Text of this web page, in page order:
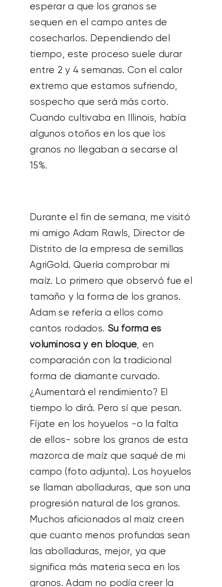
esperar a que los granos se
sequen en el campo antes de
cosecharlos. Dependiendo del
tiempo, este proceso suele durar
entre 2 y 4 semanas. Con el calor
extremo que estamos sufriendo,
sospecho que será más corto.
Cuando cultivaba en Illinois, había
algunos otoños en los que los
granos no llegaban a secarse al
15%.
Durante el fin de semana, me visitó
mi amigo Adam Rawls, Director de
Distrito de la empresa de semillas
AgriGold. Quería comprobar mi
maíz. Lo primero que observó fue el
tamaño y la forma de los granos.
Adam se refería a ellos como
cantos rodados. Su forma es
voluminosa y en bloque, en
comparación con la tradicional
forma de diamante curvado.
¿Aumentará el rendimiento? El
tiempo lo dirá. Pero sí que pesan.
Fíjate en los hoyuelos -o la falta
de ellos- sobre los granos de esta
mazorca de maíz que saqué de mi
campo (foto adjunta). Los hoyuelos
se llaman abolladuras, que son una
progresión natural de los granos.
Muchos aficionados al maíz creen
que cuanto menos profundas sean
las abolladuras, mejor, ya que
significa más materia seca en los
granos. Adam no podía creer la